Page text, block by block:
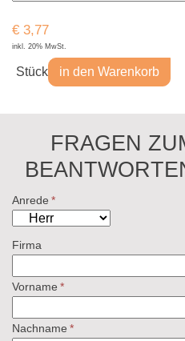
€ 3,77
inkl. 20% MwSt.
Stück in den Warenkorb
FRAGEN
Anrede *
Firma
Vorname *
Nachname *